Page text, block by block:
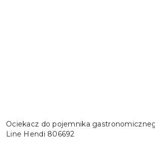
Ociekacz do pojemnika
Line Hendi 806692